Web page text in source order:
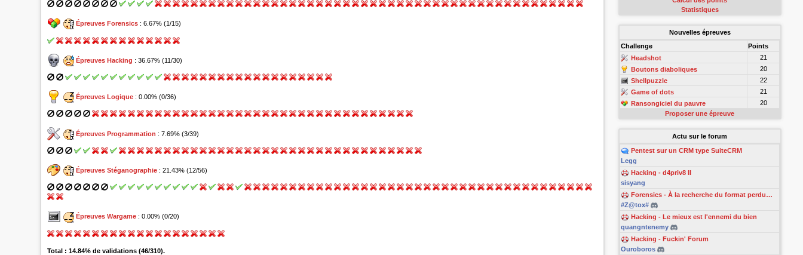
Épreuves Forensics : 6.67% (1/15)
Épreuves Hacking : 36.67% (11/30)
Épreuves Logique : 0.00% (0/36)
Épreuves Programmation : 7.69% (3/39)
Épreuves Stéganographie : 21.43% (12/56)
Épreuves Wargame : 0.00% (0/20)
Total : 14.84% de validations (46/310).
Statistiques
Nouvelles épreuves
Challenge
Points
Headshot
21
Boutons diaboliques
20
Shellpuzzle
22
Game of dots
21
Ransongiciel du pauvre
20
Proposer une épreuve
Actu sur le forum
Pentest sur un CRM type SuiteCRM
Legg
Hacking - d4priv8 II
sisyang
Forensics - À la recherche du format perdu…
#Z@tox#
Hacking - Le mieux est l'ennemi du bien
quangntenemy
Hacking - Fuckin' Forum
Ouroboros